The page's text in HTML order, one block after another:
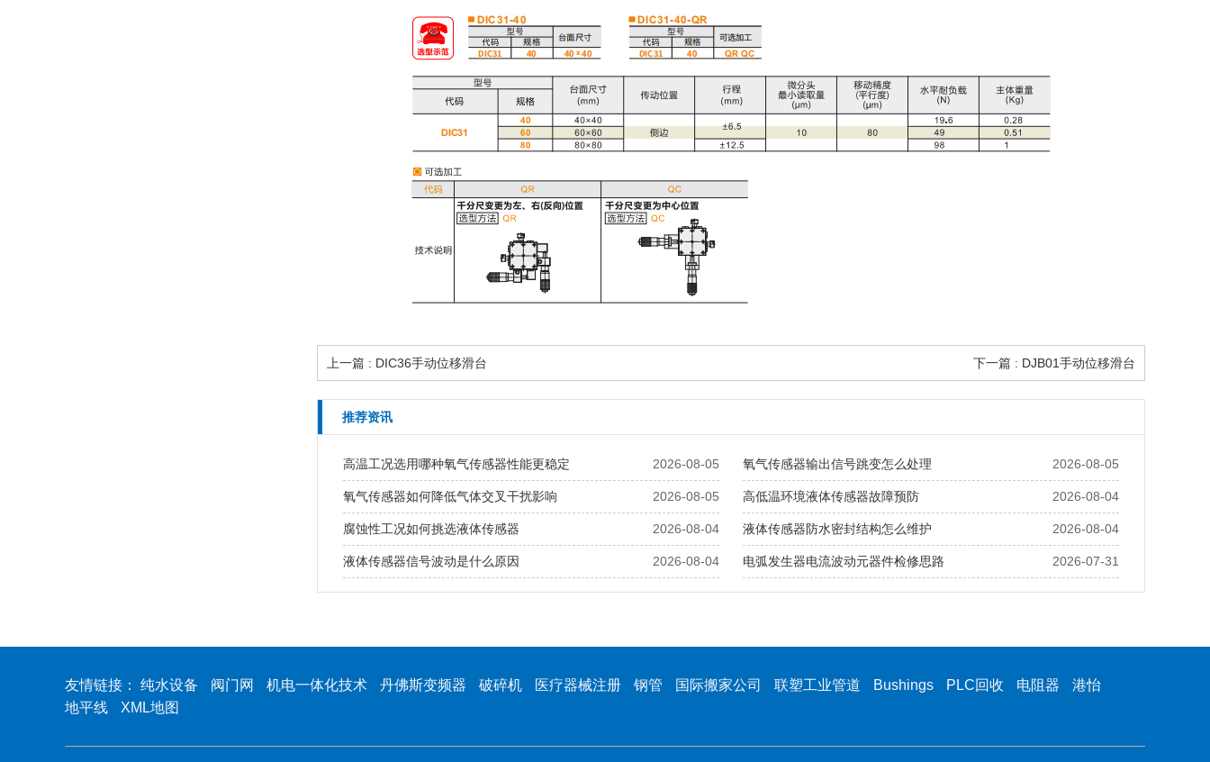
上一篇 : DIC36手动位移滑台 下一篇 : DJB01手动位移滑台
推荐资讯
2026-08-05
高温工况选用哪种氧气传感器性能更稳定 2026-08-05
氧气传感器输出信号跳变怎么处理
2026-08-05
氧气传感器如何降低气体交叉干扰影响 2026-08-04
高低温环境液体传感器故障预防
2026-08-04
腐蚀性工况如何挑选液体传感器 2026-08-04
液体传感器防水密封结构怎么维护
2026-08-04
液体传感器信号波动是什么原因 2026-07-31
电弧发生器电流波动元器件检修思路
友情链接： 纯水设备 阀门网 机电一体化技术 丹佛斯变频器 破碎机 医疗器械注册 钢管 国际搬家公司 联塑工业管道 Bushings PLC回收 电阻器
港怡
地平线
XML地图